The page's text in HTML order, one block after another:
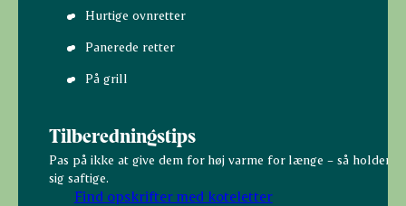
Hurtige ovnretter
Panerede retter
På grill
Tilberedningstips
Pas på ikke at give dem for høj varme for længe – så holder de
sig saftige.
Find opskrifter med koteletter